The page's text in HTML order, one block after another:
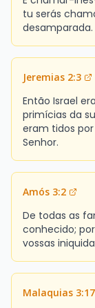
tu serás
desamparada.
Jeremias 2:3
Então Israel
primícias da
eram tidos
Senhor.
Amós 3:2
De todas as
conhecido;
vossas
Malaquias 3:17